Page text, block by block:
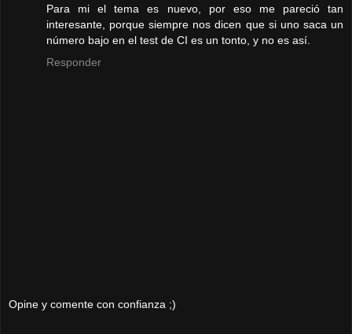
Para mi el tema es nuevo, por eso me pareció tan
interesante, porque siempre nos dicen que si uno saca un
número bajo en el test de CI es un tonto, y no es así.
Responder
Opine y comente con confianza ;)